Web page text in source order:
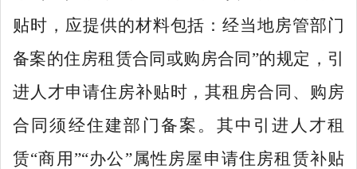
贴时，应提供的材料包括：经当地房管部门
备案的住房租赁合同或购房合同 ”的规定，引
进人才申请住房补贴时，其租房合同、购房
合同须经住建部门备案。其中引进人才租
赁“商用 ”“办公”属性房屋申请住房租赁补贴